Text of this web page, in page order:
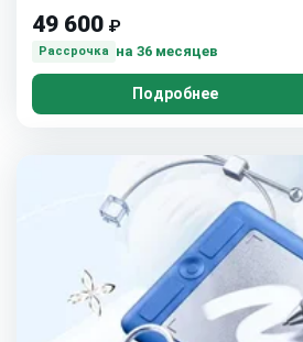
49 600 ₽
Рассрочка на 36 месяцев
Подробнее